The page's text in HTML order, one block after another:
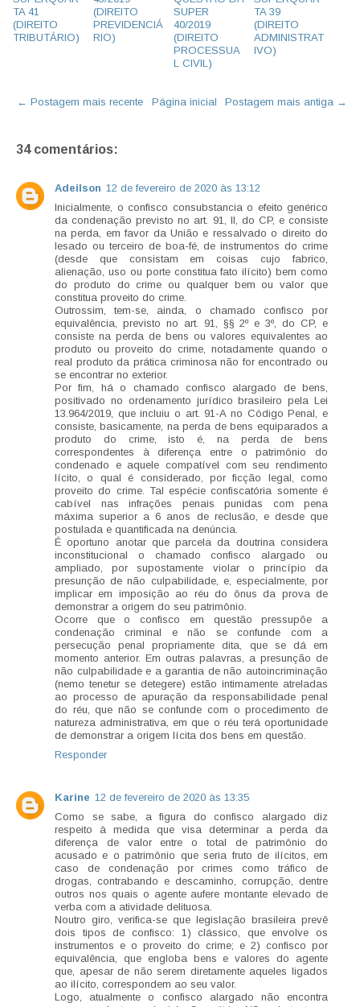
TA 41
(DIREITO
TRIBUTÁRIO)
(DIREITO
PREVIDENCIÁ
RIO)
SUPER
40/2019
(DIREITO
PROCESSUA
L CIVIL)
TA 39
(DIREITO
ADMINISTRAT
IVO)
← Postagem mais recente Postagem mais antiga →
Página inicial
34 comentários:
Adeilson 12 de fevereiro de 2020 às 13:12
Inicialmente, o confisco consubstancia o efeito genérico
da condenação previsto no art. 91, II, do CP, e consiste
na perda, em favor da União e ressalvado o direito do
lesado ou terceiro de boa-fé, de instrumentos do crime
(desde que consistam em coisas cujo fabrico,
alienação, uso ou porte constitua fato ilícito) bem como
do produto do crime ou qualquer bem ou valor que
constitua proveito do crime.
Outrossim, tem-se, ainda, o chamado confisco por
equivalência, previsto no art. 91, §§ 2º e 3º, do CP, e
consiste na perda de bens ou valores equivalentes ao
produto ou proveito do crime, notadamente quando o
real produto da prática criminosa não for encontrado ou
se encontrar no exterior.
Por fim, há o chamado confisco alargado de bens,
positivado no ordenamento jurídico brasileiro pela Lei
13.964/2019, que incluiu o art. 91-A no Código Penal, e
consiste, basicamente, na perda de bens equiparados a
produto do crime, isto é, na perda de bens
correspondentes à diferença entre o patrimônio do
condenado e aquele compatível com seu rendimento
lícito, o qual é considerado, por ficção legal, como
proveito do crime. Tal espécie confiscatória somente é
cabível nas infrações penais punidas com pena
máxima superior a 6 anos de reclusão, e desde que
postulada e quantificada na denúncia.
É oportuno anotar que parcela da doutrina considera
inconstitucional o chamado confisco alargado ou
ampliado, por supostamente violar o princípio da
presunção de não culpabilidade, e, especialmente, por
implicar em imposição ao réu do ônus da prova de
demonstrar a origem do seu patrimônio.
Ocorre que o confisco em questão pressupõe a
condenação criminal e não se confunde com a
persecução penal propriamente dita, que se dá em
momento anterior. Em outras palavras, a presunção de
não culpabilidade e a garantia de não autoincriminação
(nemo tenetur se detegere) estão intimamente atreladas
ao processo de apuração da responsabilidade penal
do réu, que não se confunde com o procedimento de
natureza administrativa, em que o réu terá oportunidade
de demonstrar a origem lícita dos bens em questão.
Responder
Karine 12 de fevereiro de 2020 às 13:35
Como se sabe, a figura do confisco alargado diz
respeito à medida que visa determinar a perda da
diferença de valor entre o total de patrimônio do
acusado e o patrimônio que seria fruto de ilícitos, em
caso de condenação por crimes como tráfico de
drogas, contrabando e descaminho, corrupção, dentre
outros nos quais o agente aufere montante elevado de
verba com a atividade delituosa.
Noutro giro, verifica-se que legislação brasileira prevê
dois tipos de confisco: 1) clássico, que envolve os
instrumentos e o proveito do crime; e 2) confisco por
equivalência, que engloba bens e valores do agente
que, apesar de não serem diretamente aqueles ligados
ao ilícito, correspondem ao seu valor.
Logo, atualmente o confisco alargado não encontra